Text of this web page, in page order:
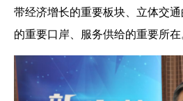
带经济增长的重要板块、立体交
的重要口岸、服务供给的重要所在